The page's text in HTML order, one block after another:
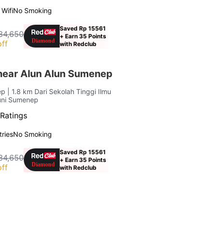
WifiNo Smoking
Saved Rp 15561
+ Earn 35 Points
with Redclub
Alun Alun Sumenep
| 1.8 km Dari Sekolah Tinggi Ilmu
Sumenep
No Smoking
Saved Rp 15561
+ Earn 35 Points
with Redclub